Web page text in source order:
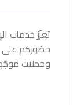
حضوركم على
وحملات